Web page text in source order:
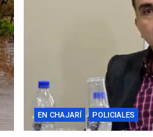
EN CHAJARÍ POLICIALES